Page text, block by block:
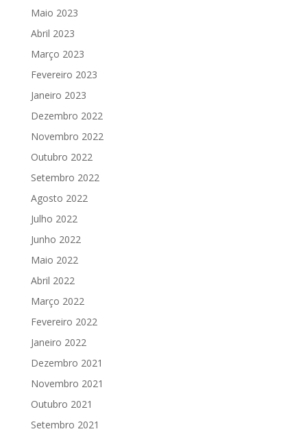
Maio 2023
Abril 2023
Março 2023
Fevereiro 2023
Janeiro 2023
Dezembro 2022
Novembro 2022
Outubro 2022
Setembro 2022
Agosto 2022
Julho 2022
Junho 2022
Maio 2022
Abril 2022
Março 2022
Fevereiro 2022
Janeiro 2022
Dezembro 2021
Novembro 2021
Outubro 2021
Setembro 2021